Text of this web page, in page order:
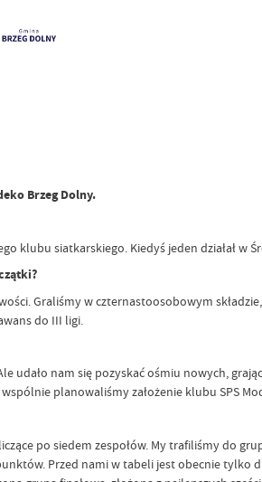
Brzeg Dolny.
siatkarskiego. Kiedyś jeden działał w
Graliśmy w czternastoosobowym
do III ligi.
nam się pozyskać ośmiu nowych,
planowaliśmy założenie klubu SPS
po siedem zespołów. My trafiliśmy do
Przed nami w tabeli jest obecnie tylko